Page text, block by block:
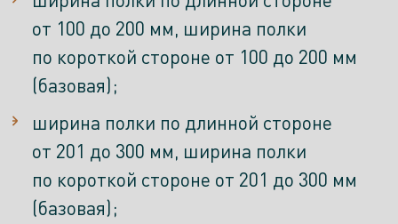
от 100 до 200 мм, ширина полки
по короткой стороне от 100 до 200 мм
(базовая);
ширина полки по длинной стороне
от 201 до 300 мм, ширина полки
по короткой стороне от 201 до 300 мм
(базовая);